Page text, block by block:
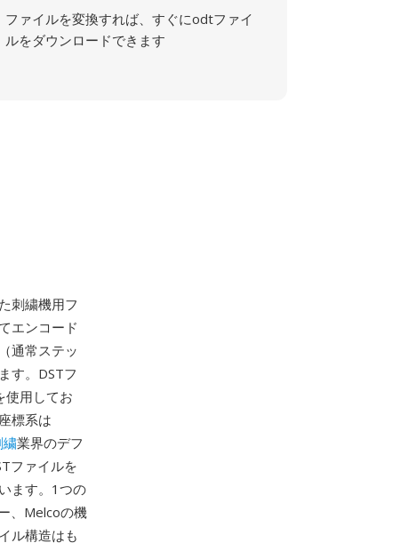
ファイルを変換すれば、すぐにodtファイ
ルをダウンロードできます
刺繍機用フ
エンコード
通常ステッ
す。DSTフ
使用してお
標系は
繍業界のデフ
ファイルを
ます。1つの
、Melcoの機
ル構造はも